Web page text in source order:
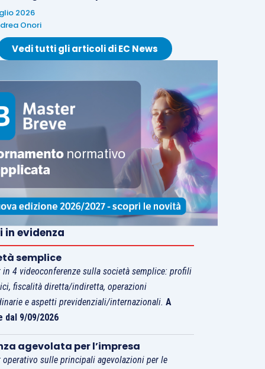
2026
Onori
Vedi tutti gli articoli di EC News
in evidenza
semplice
in 4 videoconferenze sulla società semplice: profili
fiscalità diretta/indiretta, operazioni
e aspetti previdenziali/internazionali.A
dal 9/09/2026
agevolata per l’impresa
operativo sulle principali agevolazioni per le